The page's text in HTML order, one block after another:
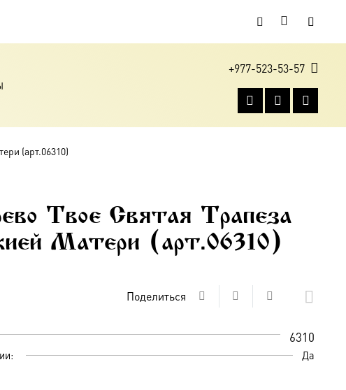
+977-523-53-57
(арт.06310)
Твое Святая Трапеза
Матери (арт.06310)
Поделиться
6310
Да